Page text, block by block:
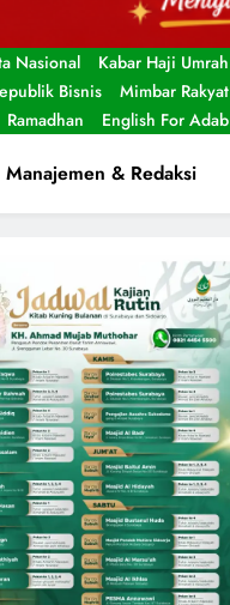
Nasional
Kabar Haji Umrah
Bisnis
Mimbar Rakyat
Ramadhan English For Adab
Manajemen & Redaksi